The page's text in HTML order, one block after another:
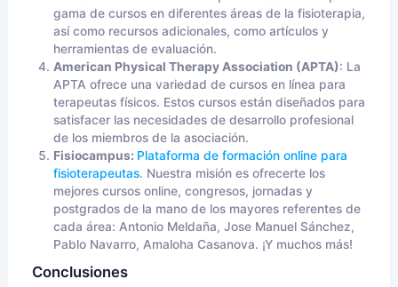
gama de cursos en diferentes áreas de la fisioterapia,
así como recursos adicionales, como artículos y
herramientas de evaluación.
American Physical Therapy Association (APTA): La
APTA ofrece una variedad de cursos en línea para
terapeutas físicos. Estos cursos están diseñados para
satisfacer las necesidades de desarrollo profesional
de los miembros de la asociación.
Fisiocampus: Plataforma de formación online para
fisioterapeutas. Nuestra misión es ofrecerte los
mejores cursos online, congresos, jornadas y
postgrados de la mano de los mayores referentes de
cada área: Antonio Meldaña, Jose Manuel Sánchez,
Pablo Navarro, Amaloha Casanova. ¡Y muchos más!
Conclusiones